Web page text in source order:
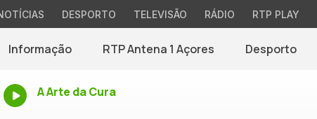
DESPORTO TELEVISÃO RÁDIO RTP PLAY
Informação RTP Antena 1 Açores Desporto
A Arte da Cura